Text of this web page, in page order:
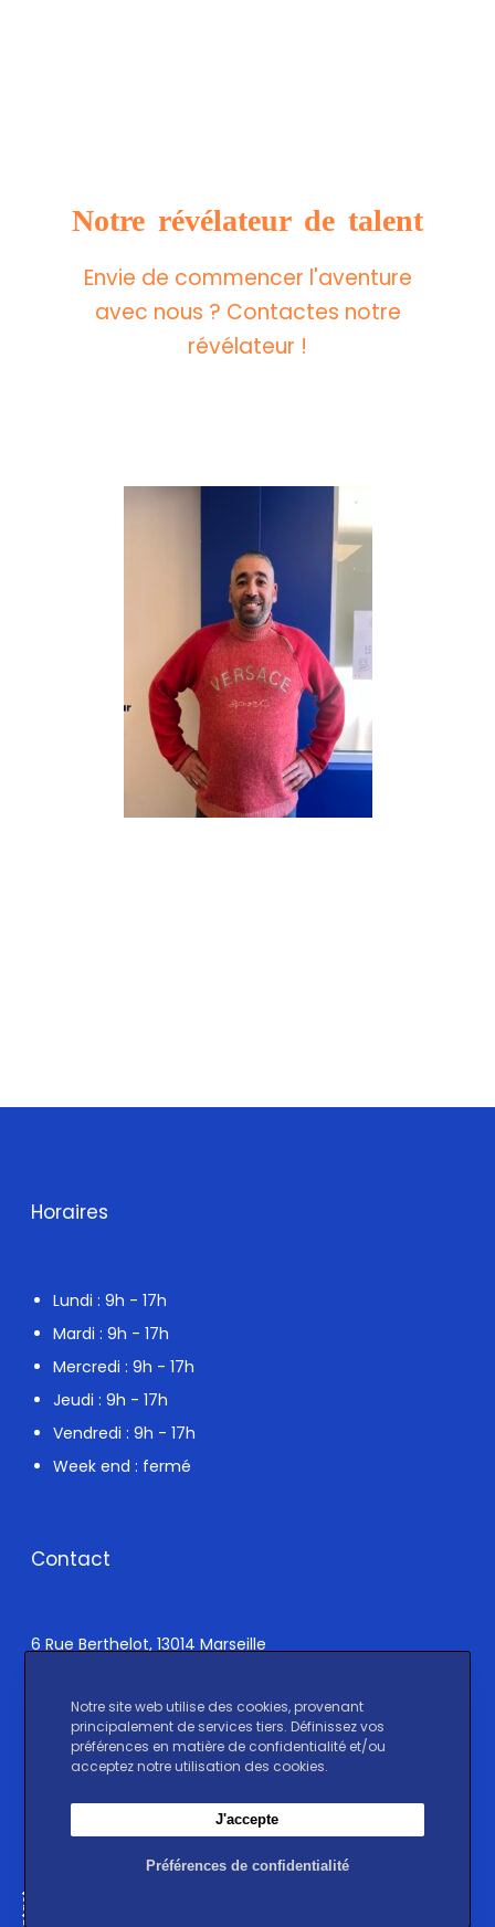
Notre révélateur de talent
Envie de commencer l'aventure
avec nous ? Contactes notre
révélateur !
Horaires
Lundi : 9h - 17h
Mardi : 9h - 17h
Mercredi : 9h - 17h
Jeudi : 9h - 17h
Vendredi : 9h - 17h
Week end : fermé
Contact
6 Rue Berthelot, 13014 Marseille
Un message ?
Notre site web utilise des cookies, provenant
principalement de services tiers. Définissez vos
préférences en matière de confidentialité et/ou
acceptez notre utilisation des cookies.
Préférences de confidentialité
J'accepte